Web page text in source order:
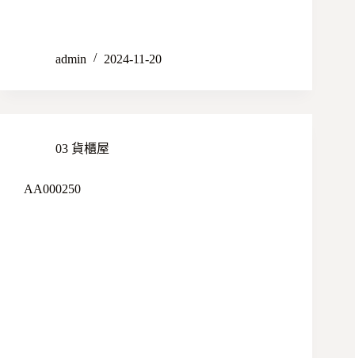
admin 2024-11-20
03 貨櫃屋
AA000250